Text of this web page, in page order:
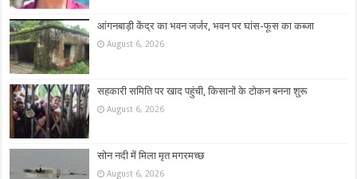
आंगनबाड़ी केंद्र का भवन जर्जर, भवन पर घांस-फूस का कब्जा
August 6, 2026
सहकारी समिति पर खाद पहुंची, किसानों के टोकन बनना शुरू
August 6, 2026
सोन नदी में मिला मृत मगरमच्छ
August 6, 2026